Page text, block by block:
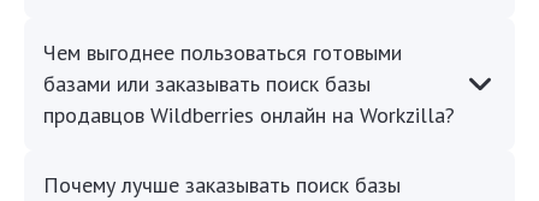
Чем выгоднее пользоваться готовыми
базами или заказывать поиск базы
продавцов Wildberries онлайн на Workzilla?
Почему лучше заказывать поиск базы